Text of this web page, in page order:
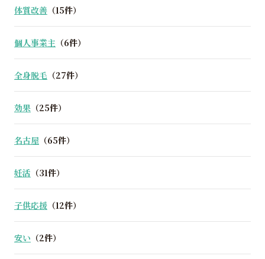
体質改善 （15件）
個人事業主 （6件）
全身脱毛 （27件）
効果 （25件）
名古屋 （65件）
妊活 （31件）
子供応援 （12件）
安い （2件）